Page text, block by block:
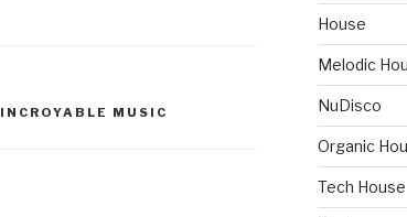
INCROYABLE MUSIC
House
Melodic
NuDisco
Organic
Tech House